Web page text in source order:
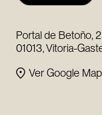
Portal de Betoño,
01013, Vitoria-
Ver Google